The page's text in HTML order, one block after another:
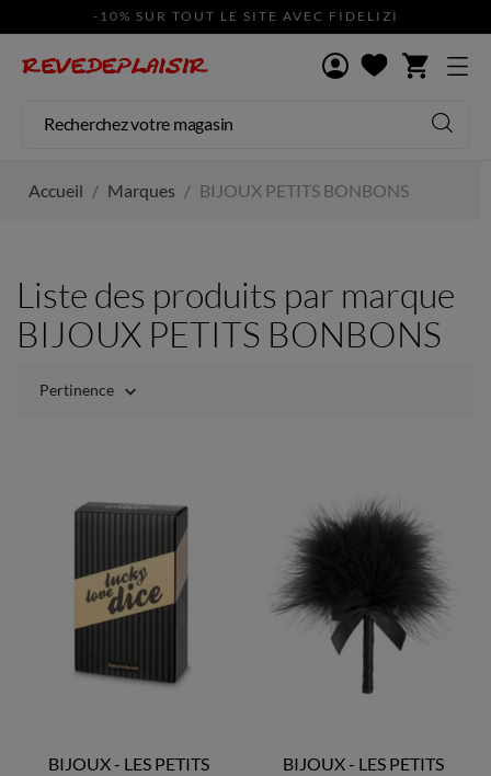
-10% SUR TOUT LE SITE AVEC FIDELIZI
shopping_cart
Accueil Marques BIJOUX PETITS BONBONS
Liste des produits par marque
BIJOUX PETITS BONBONS
Pertinence 
BIJOUX - LES PETITS
BIJOUX - LES PETITS